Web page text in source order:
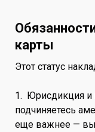
карты
Этот статус
1. Юрисдикция и
подчиняетесь
еще важнее — вы